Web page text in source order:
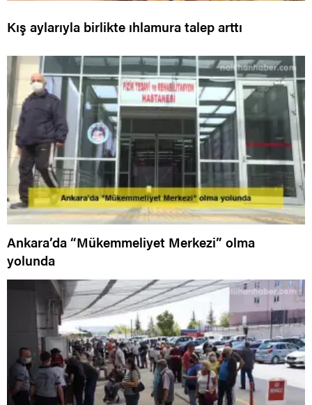
Kış aylarıyla birlikte ıhlamura talep arttı
Ankara’da “Mükemmeliyet Merkezi” olma
yolunda